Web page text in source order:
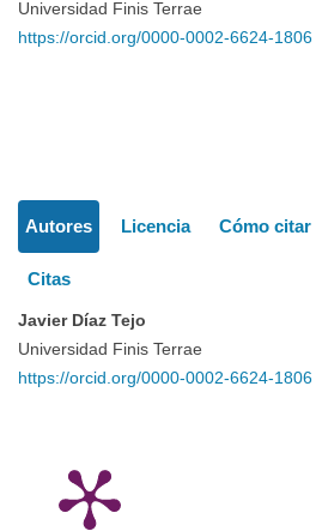
artículo
Universidad Finis Terrae
https://orcid.org/0000-0002-6624-1806
del
artículo
Autores Licencia Cómo citar
Citas
Javier Díaz Tejo
Universidad Finis Terrae
https://orcid.org/0000-0002-6624-1806